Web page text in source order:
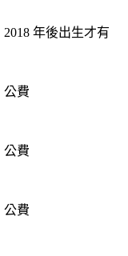
2018 年後出生才有
公費
公費
公費